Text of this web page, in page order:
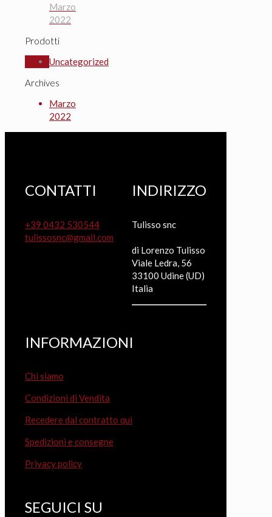
Marzo
2022
Prodotti
Uncategorized
Archives
Marzo
2022
CONTATTI
+39 0432 530544
tulissosnc@gmail.com
INDIRIZZO
Tulisso snc
di Lorenzo Tulisso
Viale Ledra, 56
33100 Udine (UD)
Italia
INFORMAZIONI
Chi siamo
Condizioni di Vendita
Recedere dal contratto qui
Spedizioni e consegne
Privacy policy
SEGUICI SU